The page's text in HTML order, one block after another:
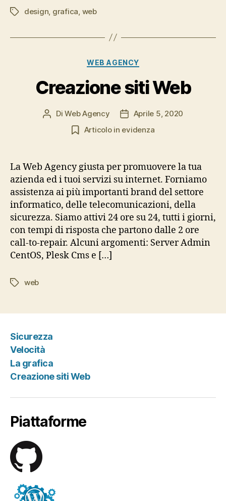
Tag design grafica web
Categorie
WEB AGENCY
Creazione siti Web
Autore
articolo
DiWeb Agency
Data
dell'articolo
Aprile 5, 2020
Articolo in evidenza
La Web Agency giusta per promuovere la tua
azienda ed i tuoi servizi su internet. Forniamo
assistenza ai più importanti brand del settore
informatico, delle telecomunicazioni, della
sicurezza. Siamo attivi 24 ore su 24, tutti i giorni,
con tempi di risposta che partono dalle 2 ore
call-to-repair. Alcuni argomenti: Server Admin
CentOS, Plesk Cms e […]
Tag web
Sicurezza
Velocità
La grafica
Creazione siti Web
Piattaforme